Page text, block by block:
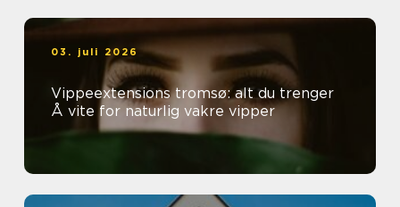
03. juli 2026
Vippeextensions tromsø: alt du trenger
Å vite for naturlig vakre vipper